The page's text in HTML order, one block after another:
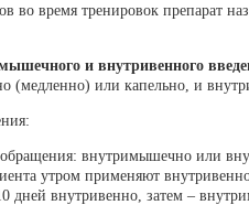
во время тренировок препарат
и внутривенного
(медленно) или капельно, и
внутримышечно или
утром применяют
дней внутривенно, затем –